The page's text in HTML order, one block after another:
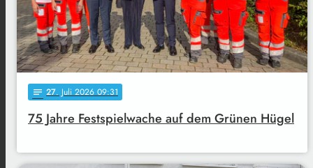
notes 27. Juli 2026 09:31
75 Jahre Festspielwache auf dem Grünen Hügel